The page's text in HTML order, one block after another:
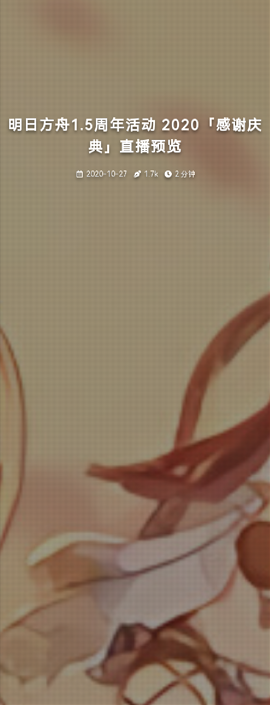
明日方舟1.5周年活动 2020「感谢庆
典」直播预览
2020-10-27 1.7k 2 分钟